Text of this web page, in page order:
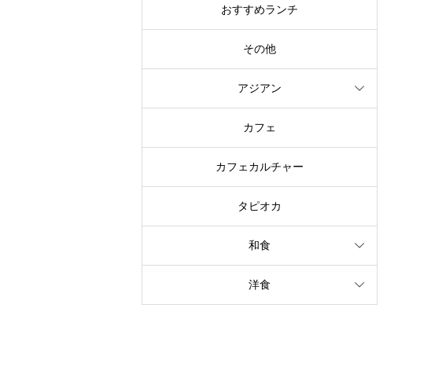
おすすめランチ
その他
アジアン
カフェ
カフェカルチャー
タピオカ
和食
洋食